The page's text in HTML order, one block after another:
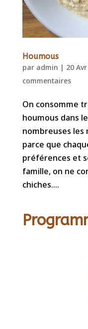
Houmous
par admin | 20
commentaires
On consomme
houmous dans
nombreuses les
parce que
préférences et
famille, on ne
chiches....